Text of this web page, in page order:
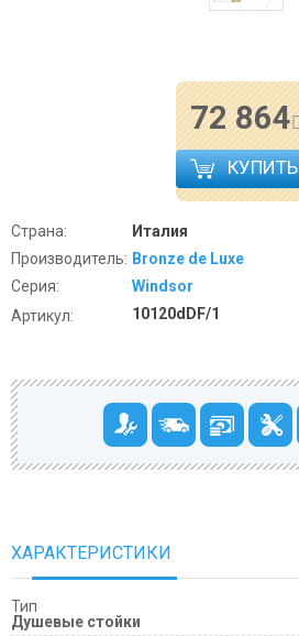
72 864
КУПИТЬ
Страна:
Италия
Производитель: Bronze de Luxe
Серия:
Windsor
Артикул:
10120dDF/1
ХАРАКТЕРИСТИКИ
Тип
Душевые стойки